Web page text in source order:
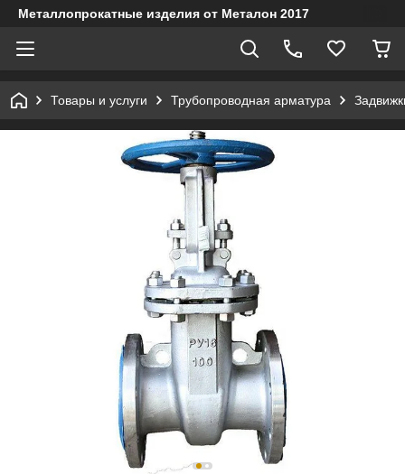
Металлопрокатные изделия от Металон 2017
Товары и услуги Трубопроводная арматура